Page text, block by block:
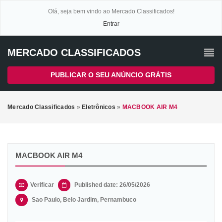
Olá, seja bem vindo ao Mercado Classificados!
Entrar
MERCADO CLASSIFICADOS
PUBLICAR O SEU ANÚNCIO GRÁTIS
Mercado Classificados » Eletrônicos » MACBOOK AIR M4
MACBOOK AIR M4
Verificar Published date: 26/05/2026
Sao Paulo, Belo Jardim, Pernambuco